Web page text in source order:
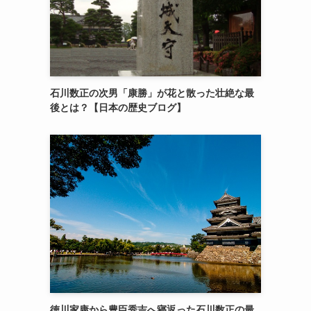
石川数正の次男「康勝」が花と散った壮絶な最
後とは？【日本の歴史ブログ】